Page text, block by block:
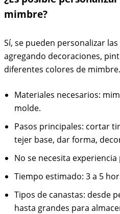
mimbre?
Sí, se pueden personalizar
agregando decoraciones,
diferentes colores de mimbre.
Materiales necesarios:
molde.
Pasos principales: cortar
tejer base, dar forma,
No se necesita
Tiempo estimado: 3 a 5
Tipos de canastas: desde
hasta grandes para